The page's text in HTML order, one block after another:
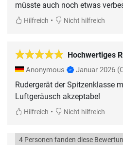
müsste auch noch etwas
Hilfreich • Nicht hilfreich
Hochwertiges
Anonymous Januar 2026
Rudergerät der Spitzenklasse
Luftgeräusch akzeptabel
Hilfreich • Nicht hilfreich
4 Personen fanden diese